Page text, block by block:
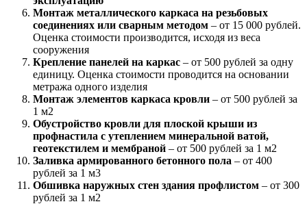
Монтаж металлического каркаса на резьбовых
соединениях или сварным методом – от 15 000 рублей.
Оценка стоимости производится, исходя из веса
сооружения
Крепление панелей на каркас – от 500 рублей за одну
единицу. Оценка стоимости проводится на основании
метража одного изделия
Монтаж элементов каркаса кровли – от 500 рублей за
1 м2
Обустройство кровли для плоской крыши из
профнастила с утеплением минеральной ватой,
геотекстилем и мембраной – от 500 рублей за 1 м2
Заливка армированного бетонного пола – от 400
рублей за 1 м3
Обшивка наружных стен здания профлистом – от 300
рублей за 1 м2